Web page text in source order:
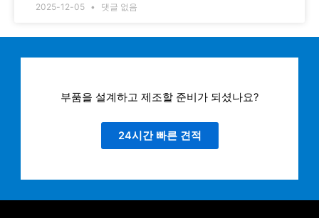
2025-12-05 댓글 없음
부품을 설계하고 제조할 준비가 되셨나요?
24시간 빠른 견적